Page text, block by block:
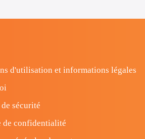
d'utilisation et informations légales
sécurité
de confidentialité